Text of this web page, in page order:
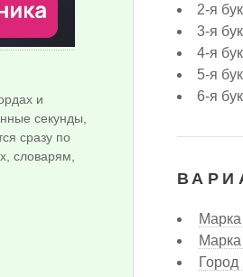
2-я
3-я
4-я
5-я
6-я
Марка
Город
и
секунды,
сразу по
словарям,